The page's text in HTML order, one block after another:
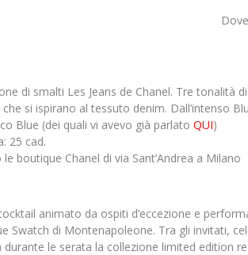
di smalti Les Jeans de Chanel. Tre tonalità
che si ispirano al tessuto denim. Dall’intenso
Blue (dei quali vi avevo già parlato QUI)
25 cad.
le boutique Chanel di via Sant’Andrea a Milano
animato da ospiti d’eccezione e
Swatch di Montenapoleone. Tra gli invitati,
durante le serata la collezione limited edition